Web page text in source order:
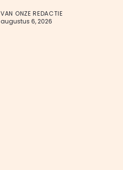
VAN ONZE REDACTIE
augustus 6, 2026